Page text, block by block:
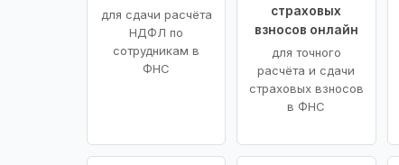
для сдачи расчёта
НДФЛ по
сотрудникам в
ФНС
страховых
взносов онлайн
для точного
расчёта и сдачи
страховых взносов
в ФНС